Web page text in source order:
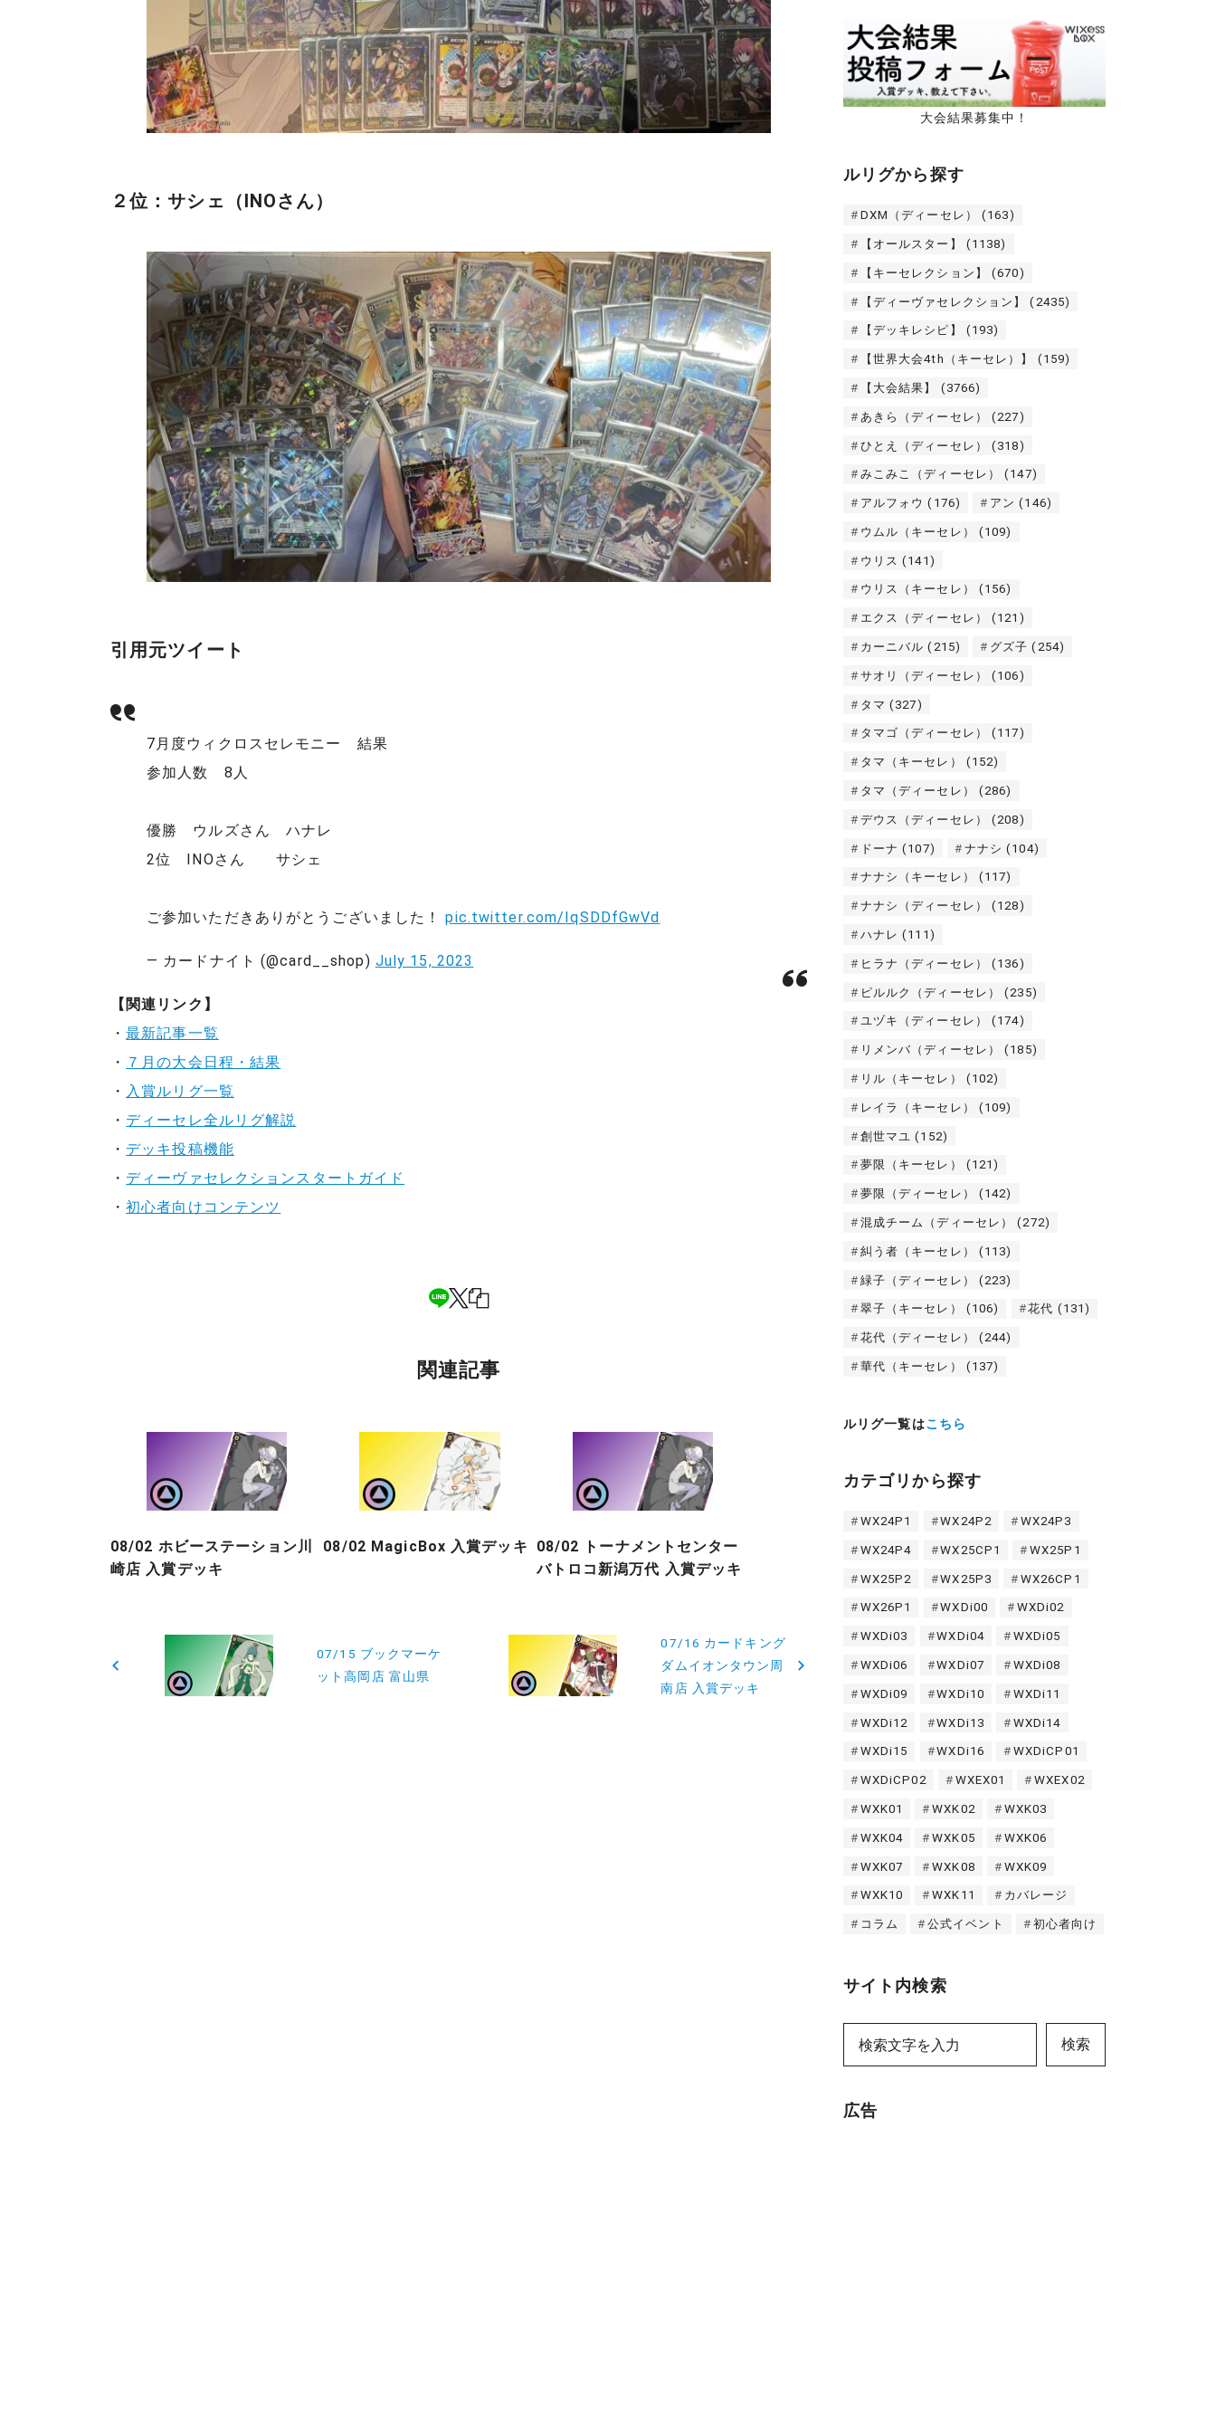
２位：サシェ（INOさん）
引用元ツイート
7月度ウィクロスセレモニー 結果
参加人数 8人
優勝 ウルズさん ハナレ
2位 INOさん サシェ
ご参加いただきありがとうございました！pic.twitter.com/IqSDDfGwVd
— カードナイト (@card__shop) July 15, 2023
【関連リンク】
・最新記事一覧
・ ７月の大会日程・結果
・ 入賞ルリグ一覧
・ ディーセレ全ルリグ解説
・ デッキ投稿機能
・ ディーヴァセレクションスタートガイド
・初心者向けコンテンツ
関連記事
08/02 ホビーステーション川
崎店 入賞デッキ
08/02 MagicBox 入賞デッキ
08/02 トーナメントセンター
バトロコ新潟万代 入賞デッキ
稿
07/15 ブックマーケ
ット高岡店 富山県
07/16 カードキング
ダムイオンタウン周
南店 入賞デッキ
大会結果募集中！
ルリグから探す
DXM（ディーセレ） (163)
【オールスター】 (1138)
【キーセレクション】 (670)
【ディーヴァセレクション】 (2435)
【デッキレシピ】 (193)
【世界大会4th（キーセレ）】 (159)
【大会結果】 (3766)
あきら（ディーセレ） (227)
ひとえ（ディーセレ） (318)
みこみこ（ディーセレ） (147)
アルフォウ (176) アン (146)
ウムル（キーセレ） (109)
ウリス (141)
ウリス（キーセレ） (156)
エクス（ディーセレ） (121)
カーニバル (215) グズ子 (254)
サオリ（ディーセレ） (106)
タマ (327)
タマゴ（ディーセレ） (117)
タマ（キーセレ） (152)
タマ（ディーセレ） (286)
デウス（ディーセレ） (208)
ドーナ (107) ナナシ (104)
ナナシ（キーセレ） (117)
ナナシ（ディーセレ） (128)
ハナレ (111)
ヒラナ（ディーセレ） (136)
ピルルク（ディーセレ） (235)
ユヅキ（ディーセレ） (174)
リメンバ（ディーセレ） (185)
リル（キーセレ） (102)
レイラ（キーセレ） (109)
創世マユ (152)
夢限（キーセレ） (121)
夢限（ディーセレ） (142)
混成チーム（ディーセレ） (272)
糾う者（キーセレ） (113)
緑子（ディーセレ） (223)
翠子（キーセレ） (106) 花代 (131)
花代（ディーセレ） (244)
華代（キーセレ） (137)
ルリグ一覧はこちら
カテゴリから探す
WX24P1 WX24P2 WX24P3
WX24P4 WX25CP1 WX25P1
WX25P2 WX25P3 WX26CP1
WX26P1 WXDi00 WXDi02
WXDi03 WXDi04 WXDi05
WXDi06 WXDi07 WXDi08
WXDi09 WXDi10 WXDi11
WXDi12 WXDi13 WXDi14
WXDi15 WXDi16 WXDiCP01
WXDiCP02 WXEX01 WXEX02
WXK01 WXK02 WXK03
WXK04 WXK05 WXK06
WXK07 WXK08 WXK09
WXK10 WXK11 カバレージ
コラム 公式イベント 初心者向け
サイト内検索
検索
広告